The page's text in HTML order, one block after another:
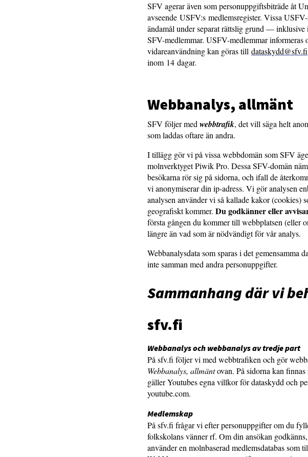
SFV agerar även som personuppgiftsbiträde åt
avseende USFV:s medlemsregister. Vissa
ändamål under separat rättslig grund —
SFV-medlemmar. USFV-medlemmar
vidareanvändning kan göras till dataskydd@sfv.fi
inom 14 dagar.
Webbanalys, allmänt
SFV följer med webbtrafik, det vill säga helt
som laddas oftare än andra.
I tillägg gör vi på vissa webbdomän som SFV
molnverktyget Piwik Pro. Dessa SFV-domän
besökarna rör sig på sidorna, och ifall de
vi anonymiserar din ip-adress. Vi gör analysen
analysen använder vi så kallade kakor (cookies)
geografiskt kommer. Du godkänner eller
första gången du kommer till webbplatsen (eller
längre än vad som är nödvändigt för vår analys.
Webbanalysdata som sparas i det gemensamma
inte samman med andra personuppgifter.
Sammanhang där vi
sfv.fi
Webbanalys och webbanalys av tredje part
På sfv.fi följer vi med webbtrafiken och gör
Webbanalys, allmäntovan. På sidorna kan
gäller Youtubes egna villkor för dataskydd och
youtube.com.
Medlemskap
På sfv.fi frågar vi efter personuppgifter om du
folkskolans vänner rf. Om din ansökan
använder en molnbaserad medlemsdatabas som